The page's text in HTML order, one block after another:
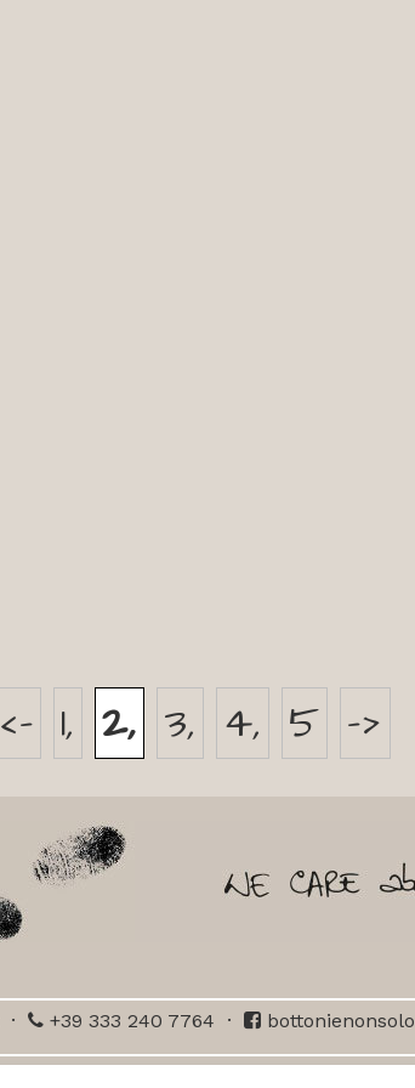
<- 1 2 3 4 5 ->
· +39 333 240 7764 · bottonienonsolo